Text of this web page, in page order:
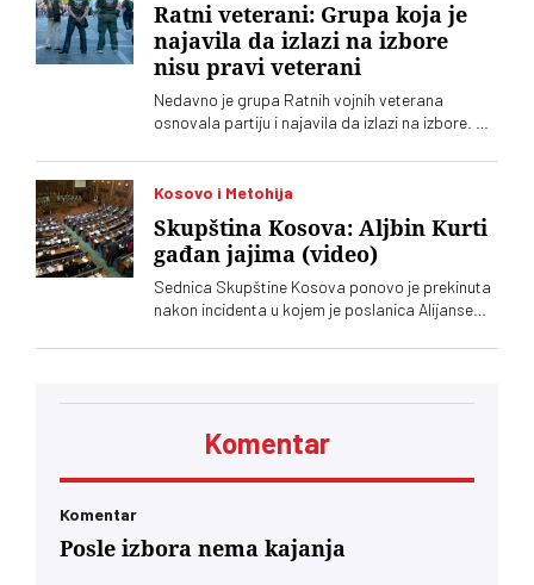
Ratni veterani: Grupa koja je
najavila da izlazi na izbore
nisu pravi veterani
Nedavno je grupa Ratnih vojnih veterana
osnovala partiju i najavila da izlazi na izbore. Oni
se od njih
Kosovo i Metohija
Skupština Kosova: Aljbin Kurti
gađan jajima (video)
Sednica Skupštine Kosova ponovo je prekinuta
nakon incidenta u kojem je poslanica Alijanse
premijera Aljbina Kurtija
Komentar
Komentar
Posle izbora nema kajanja